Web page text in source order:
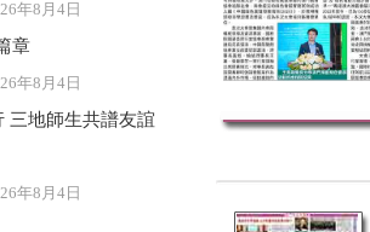
章
三地師生共譜友誼